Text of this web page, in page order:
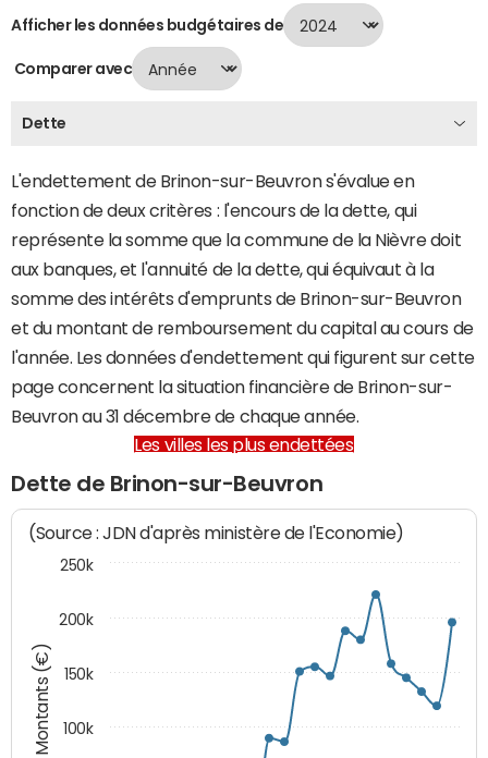
Afficher les données budgétaires de
Comparer avec
Dette
L'endettement de Brinon-sur-Beuvron s'évalue en
fonction de deux critères : l'encours de la dette, qui
représente la somme que la commune de la Nièvre doit
aux banques, et l'annuité de la dette, qui équivaut à la
somme des intérêts d'emprunts de Brinon-sur-Beuvron
et du montant de remboursement du capital au cours de
l'année. Les données d'endettement qui figurent sur cette
page concernent la situation financière de Brinon-sur-
Beuvron au 31 décembre de chaque année.
Les villes les plus endettées
Dette de Brinon-sur-Beuvron
Montants (€)
(Source : JDN d'après ministère de l'Economie)
100k
150k
200k
250k